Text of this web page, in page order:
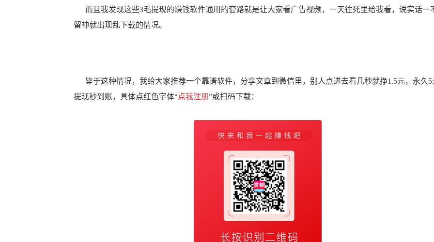
而且我发现这些3毛提现的赚钱软件通用的套路就是让大家看广告视频，一天往死里给我看，说实话一
留神就出现乱下载的情况。
鉴于这种情况，我给大家推荐一个靠谱软件，分享文章到微信里，别人点进去看几秒就挣1.5元，永久5
提现秒到账，具体点红色字体“点我注册”或扫码下载：